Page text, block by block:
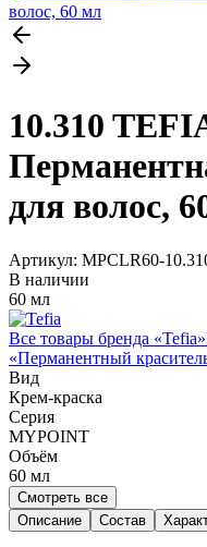
10.310
для волос,
Артикул: MPCLR60-
В наличии
60 мл
Все товары бренда «Tefia»
«Перманентный
Вид
Крем-краска
Серия
MYPOINT
Объём
60 мл
Смотреть все
Описание
Состав